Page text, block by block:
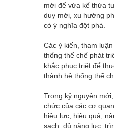
mới để vừa kế thừa
duy mới, xu hướng
có ý nghĩa đột phá.
Các ý kiến, tham
thống thể chế phát
khắc phục triệt để
thành hệ thống thể
Trong kỷ nguyên
chức của các cơ
hiệu lực, hiệu quả;
sạch, đủ năng lực,